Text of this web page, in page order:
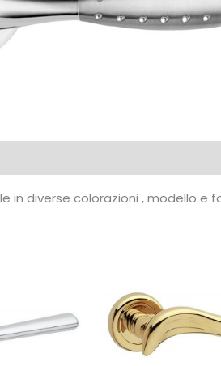
in diverse colorazioni , modello